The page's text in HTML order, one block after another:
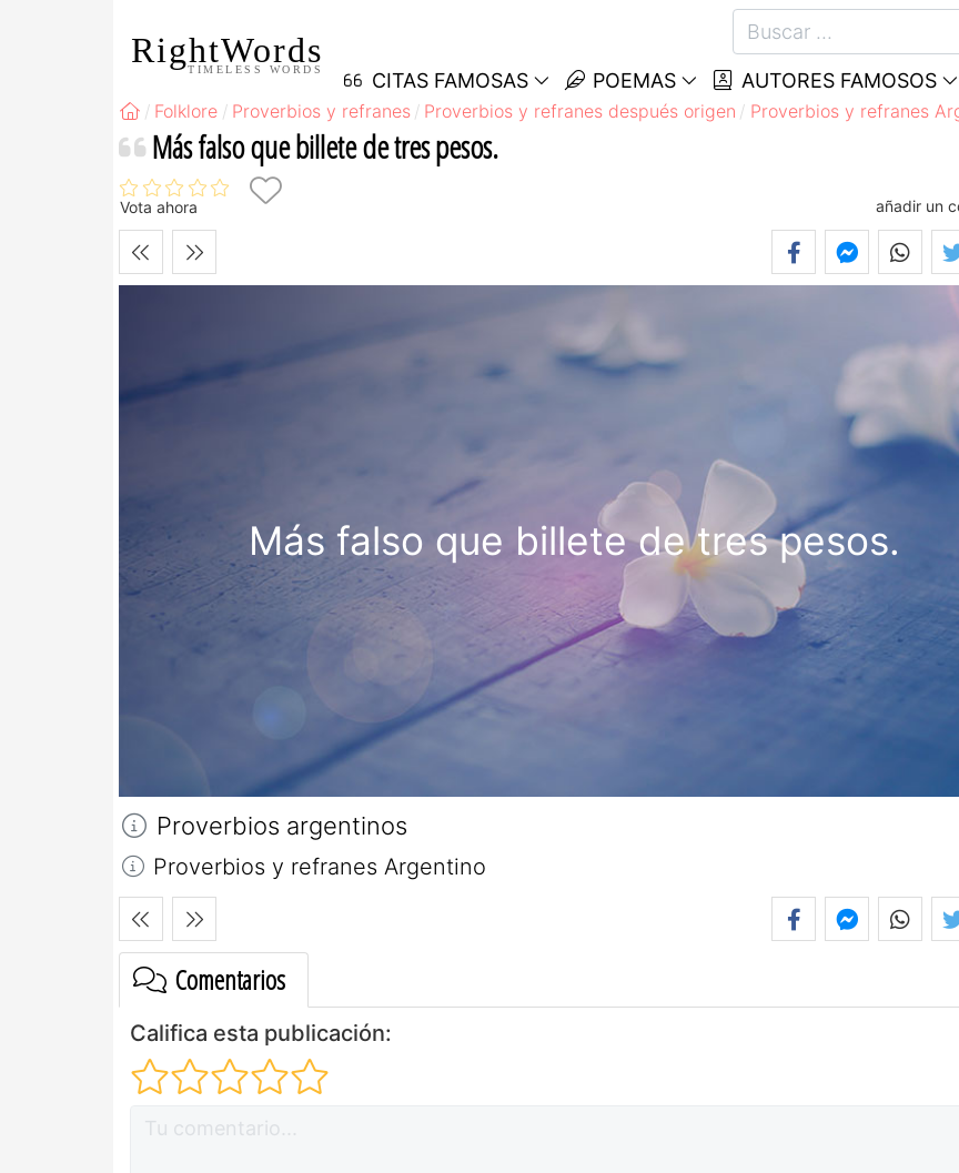
RightWords
TIMELESS WORDS CITAS FAMOSAS POEMAS AUTORES FAMOSOS
Folklore Proverbios y refranes Proverbios y refranes después origen Proverbios y refranes
Más falso que billete de tres pesos.
Vota ahora añadir un
Más falso que billete de tres pesos.
Proverbios argentinos
Proverbios y refranes Argentino
Comentarios
Califica esta publicación: